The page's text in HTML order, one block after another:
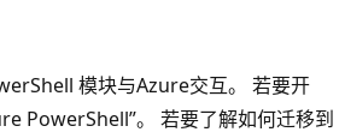
模块与Azure交互。 若要开
PowerShell”。 若要了解如何迁移到